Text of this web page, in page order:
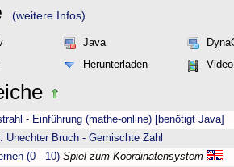
(weitere Infos)
Java
Herunterladen Video
- Einführung (mathe-online) [benötigt Java]
Unechter Bruch - Gemischte Zahl
(0 - 10) Spiel zum Koordinatensystem